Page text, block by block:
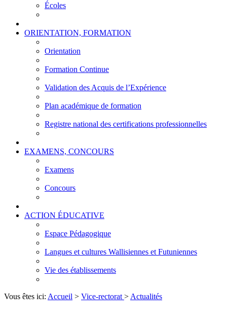
Écoles
ORIENTATION, FORMATION
Orientation
Formation Continue
Validation des Acquis de l’Expérience
Plan académique de formation
Registre national des certifications professionnelles
EXAMENS, CONCOURS
Examens
Concours
ACTION ÉDUCATIVE
Espace Pédagogique
Langues et cultures Wallisiennes et Futuniennes
Vie des établissements
Vous êtes ici: Accueil > Vice-rectorat > Actualités